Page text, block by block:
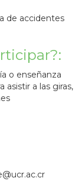
de accidentes
o enseñanza
asistir a las giras,